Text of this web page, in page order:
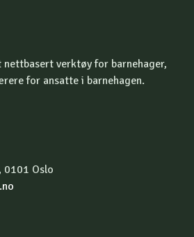
nettbasert verktøy for barnehager,
for ansatte i barnehagen.
0101 Oslo